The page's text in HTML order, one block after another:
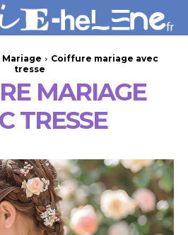
Mariage
Coiffure mariage avec
tresse
MARIAGE
TRESSE